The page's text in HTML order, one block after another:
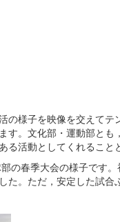
様子を映像を交えてテ
。文化部・運動部とも
活動としてくれること
春季大会の様子です
。ただ，安定した試合